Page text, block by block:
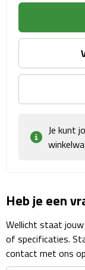
Opbergtasjes
Bagagelabels
Reisstekkers
Reissetjes
Paspoorthouders
Je kunt
Heb je een
Wellicht staat
of specificaties.
contact met ons op